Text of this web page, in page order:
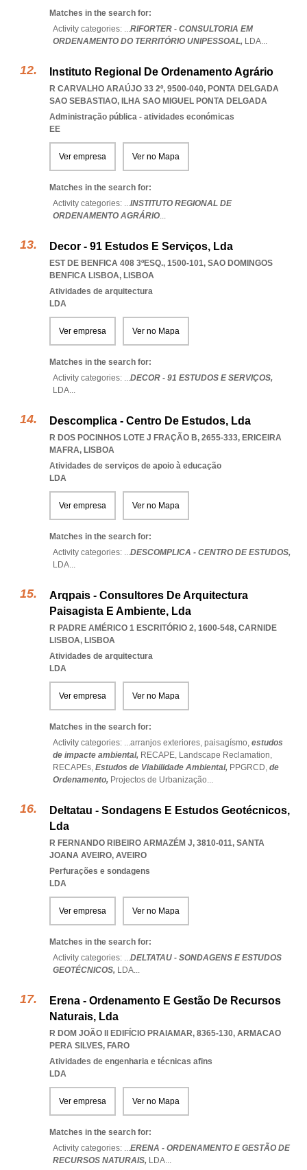
Matches in the search for:
Activity categories: ...RIFORTER - CONSULTORIA EM
ORDENAMENTO DO TERRITÓRIO UNIPESSOAL, LDA...
Instituto Regional De Ordenamento Agrário
R CARVALHO ARAÚJO 33 2º, 9500-040, PONTA DELGADA
SAO SEBASTIAO, ILHA SAO MIGUEL PONTA DELGADA
Administração pública - atividades económicas
EE
Ver empresa Ver no Mapa
Matches in the search for:
Activity categories: ...INSTITUTO REGIONAL DE
ORDENAMENTO AGRÁRIO...
Decor - 91 Estudos E Serviços, Lda
EST DE BENFICA 408 3ºESQ., 1500-101, SAO DOMINGOS
BENFICA LISBOA, LISBOA
Atividades de arquitectura
LDA
Ver empresa Ver no Mapa
Matches in the search for:
Activity categories: ...DECOR - 91 ESTUDOS E SERVIÇOS,
LDA...
Descomplica - Centro De Estudos, Lda
R DOS POCINHOS LOTE J FRAÇÃO B, 2655-333, ERICEIRA
MAFRA, LISBOA
Atividades de serviços de apoio à educação
LDA
Ver empresa Ver no Mapa
Matches in the search for:
Activity categories: ...DESCOMPLICA - CENTRO DE ESTUDOS,
LDA...
Arqpais - Consultores De Arquitectura
Paisagista E Ambiente, Lda
R PADRE AMÉRICO 1 ESCRITÓRIO 2, 1600-548, CARNIDE
LISBOA, LISBOA
Atividades de arquitectura
LDA
Ver empresa Ver no Mapa
Matches in the search for:
Activity categories: ...arranjos exteriores, paisagísmo, estudos
de impacte ambiental, RECAPE, Landscape Reclamation,
RECAPEs, Estudos de Viabilidade Ambiental, PPGRCD, de
Ordenamento, Projectos de Urbanização...
Deltatau - Sondagens E Estudos Geotécnicos,
Lda
R FERNANDO RIBEIRO ARMAZÉM J, 3810-011, SANTA
JOANA AVEIRO, AVEIRO
Perfurações e sondagens
LDA
Ver empresa Ver no Mapa
Matches in the search for:
Activity categories: ...DELTATAU - SONDAGENS E ESTUDOS
GEOTÉCNICOS, LDA...
Erena - Ordenamento E Gestão De Recursos
Naturais, Lda
R DOM JOÃO II EDIFÍCIO PRAIAMAR, 8365-130, ARMACAO
PERA SILVES, FARO
Atividades de engenharia e técnicas afins
LDA
Ver empresa Ver no Mapa
Matches in the search for:
Activity categories: ...ERENA - ORDENAMENTO E GESTÃO DE
RECURSOS NATURAIS, LDA...